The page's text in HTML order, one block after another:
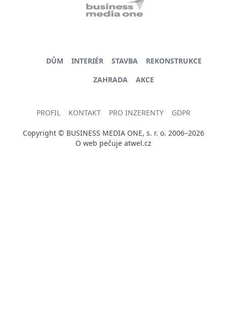
DŮM INTERIÉR STAVBA
REKONSTRUKCE
ZAHRADA
AKCE
PROFIL KONTAKT PRO INZERENTY GDPR
Copyright © BUSINESS MEDIA ONE, s. r. o. 2006–2026